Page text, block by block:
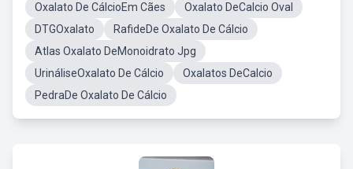
Oxalato De CálcioEm Cães
Oxalato DeCalcio Oval
DTGOxalato
RafideDe Oxalato De Cálcio
Atlas Oxalato DeMonoidrato Jpg
UrináliseOxalato De Cálcio
Oxalatos DeCalcio
PedraDe Oxalato De Cálcio